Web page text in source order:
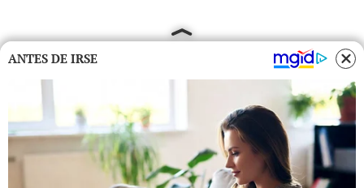
ANTES DE IRSE